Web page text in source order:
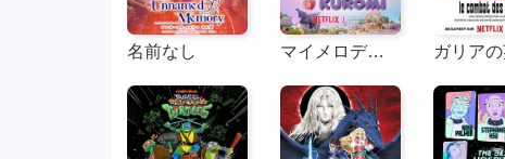
名前なし マイメロディ＆クールーム